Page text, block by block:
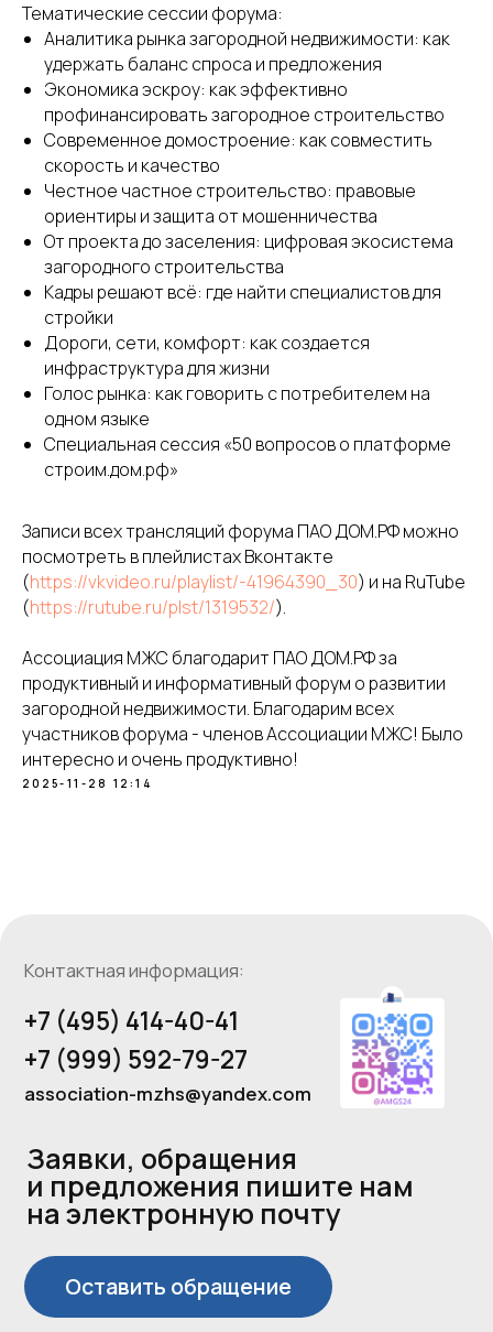
Тематические сессии форума:
Аналитика рынка загородной недвижимости: как
удержать баланс спроса и предложения
Экономика эскроу: как эффективно
профинансировать загородное строительство
Современное домостроение: как совместить
скорость и качество
Честное частное строительство: правовые
ориентиры и защита от мошенничества
От проекта до заселения: цифровая экосистема
загородного строительства
Кадры решают всё: где найти специалистов для
стройки
Дороги, сети, комфорт: как создается
инфраструктура для жизни
Голос рынка: как говорить с потребителем на
одном языке
Специальная сессия «50 вопросов о платформе
строим.дом.рф»
Записи всех трансляций форума ПАО ДОМ.РФ можно
посмотреть в плейлистах Вконтакте
(https://vkvideo.ru/playlist/-41964390_30) и на RuTube
(https://rutube.ru/plst/1319532/).
Ассоциация МЖС благодарит ПАО ДОМ.РФ за
продуктивный и информативный форум о развитии
загородной недвижимости. Благодарим всех
участников форума - членов Ассоциации МЖС! Было
интересно и очень продуктивно!
2025-11-28 12:14
Адрес Ассоциации:
Москва Сити, Пресненская набережная, 8,
стр. 1, Деловой центр Город Столиц, башня
Санкт Петербург, офис 193.
Оставить обращение
Партнеры
Новости
Мероприятия
Услуги
Об Ассоциации
Организаторы
Руководство
Комитеты
Навигация по сайту: